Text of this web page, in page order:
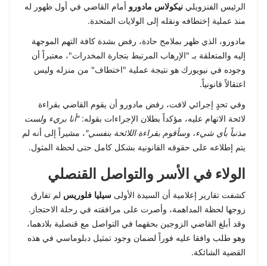
رئيس التحرير
إتصل بنا
الرئيس الفنزويلي نيكولاس مادورو أمام القاضي في أول ظهور له
منذ عملية إختطافه ونقله إلى الولايات المتحدة.
مادورو، الذي ظهر بملامح حادة، رفض بشدة كافة التهم الموجهة
إليه والمتعلقة بـ "الإرهاب المرتبط بتجارة المخدرات"، معتبراً أن
وجوده في نيويورك هو نتيجة عملية "اختطاف" من منزله وليس
اعتقالاً قانونياً.
وفي تحدٍ إجرائي لافت، رفض مادورو أن يقوم القاضي بقراءة
لائحة الاتهام عليه، مؤكداً بطلان الإجراءات بقوله:"أنا بريء ولست
مذنباً بأي شيء، وسأقوم بقراءة اللائحة بنفسي"، مشيراً إلى أنه لم
يتم إطلاعه على حقوقه القانونية بشكل كامل حتى لحظة المثول.
الولاء في الأسر والتواصل القنصلي
كشفت تقارير إعلامية أن السيدة الأولى سيليا فلوريس لم تفارق
زوجها لحظة المداهمة، وأصرت على مرافقته في رحلة الاحتجاز.
وقد أبلغ القاضي الزوجين بحقهما في التواصل مع قنصلية بلادهما،
وهو طلب وافقا عليه فوراً لضمان وجود تمثيل دبلوماسي في هذه
القضية الشائكة.